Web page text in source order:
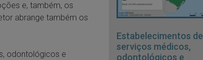
e, também, os
abrange também os
odontológicos e
Estabelecimentos de
serviços médicos,
odontológicos e